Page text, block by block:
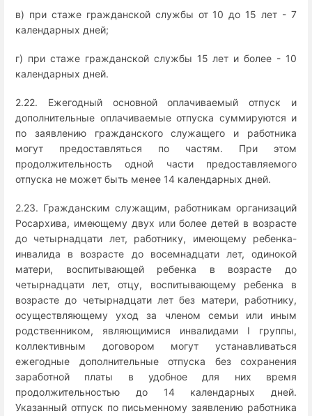
в) при стаже гражданской службы от 10 до 15 лет - 7
календарных дней;
г) при стаже гражданской службы 15 лет и более - 10
календарных дней.
2.22. Ежегодный основной оплачиваемый отпуск и
дополнительные оплачиваемые отпуска суммируются и
по заявлению гражданского служащего и работника
могут предоставляться по частям. При этом
продолжительность одной части предоставляемого
отпуска не может быть менее 14 календарных дней.
2.23. Гражданским служащим, работникам организаций
Росархива, имеющему двух или более детей в возрасте
до четырнадцати лет, работнику, имеющему ребенка-
инвалида в возрасте до восемнадцати лет, одинокой
матери, воспитывающей ребенка в возрасте до
четырнадцати лет, отцу, воспитывающему ребенка в
возрасте до четырнадцати лет без матери, работнику,
осуществляющему уход за членом семьи или иным
родственником, являющимися инвалидами I группы,
коллективным договором могут устанавливаться
ежегодные дополнительные отпуска без сохранения
заработной платы в удобное для них время
продолжительностью до 14 календарных дней.
Указанный отпуск по письменному заявлению работника